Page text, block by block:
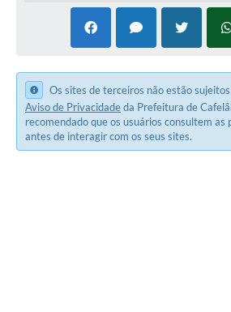
Os sites de terceiros não estão
Aviso de Privacidadeda Prefeitura de
recomendado que os usuários consultem as
antes de interagir com os seus sites.